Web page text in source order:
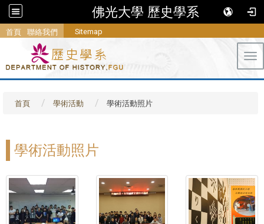
佛光大學 歷史學系
首頁 聯絡我們 Sitemap
首頁 學術活動 學術活動照片
學術活動照片